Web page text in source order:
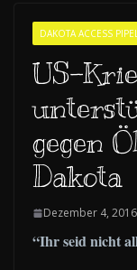
DAKOTA ACCESS
US-
gegen
Dakota
Dezember 4, 2016
“Ihr seid nicht